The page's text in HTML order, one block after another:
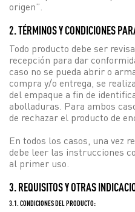
origen”.
2. TÉRMINOS Y CONDICIONES
Todo producto debe ser
recepción para dar
caso no se pueda abrir o
compra y/o entrega, se
del empaque a fin de
abolladuras. Para ambos
de rechazar el producto de
En todos los casos, una vez
debe leer las instrucciones
al primer uso.
3. REQUISITOS Y OTRAS
3.1. CONDICIONES DEL PRODUCTO: